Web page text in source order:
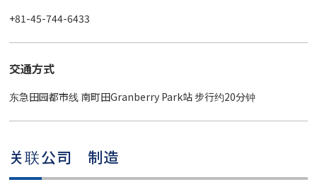
+81-45-744-6433
交通方式
东急田园都市线 南町田Granberry Park站 步行约20分钟
关联公司 制造